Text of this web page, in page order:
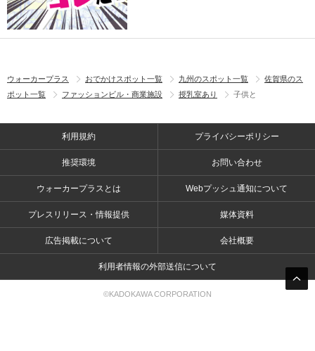
ウォーカープラス おでかけスポット一覧 九州のスポット一覧
佐賀県のス
ポット一覧
ファッションビル・商業施設 授乳室あり 子供と
利用規約 プライバシーポリシー
推奨環境 お問い合わせ
ウォーカープラスとは Webプッシュ通知について
プレスリリース・情報提供 媒体資料
広告掲載について 会社概要
利用者情報の外部送信について
©KADOKAWA CORPORATION